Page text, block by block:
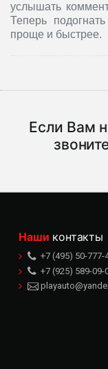
услышать
Теперь
проще и быстрее.
Если Вам
Наши контакты
+7 (495) 50-777-
+7 (925) 589-09-